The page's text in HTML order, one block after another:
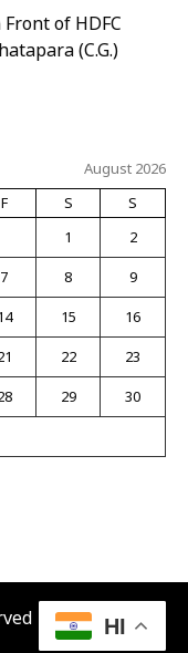
of HDFC
(C.G.)
August 2026
F S
S
1
2
7 8
9
15
16
22
23
29
30
| Develop By :
HI